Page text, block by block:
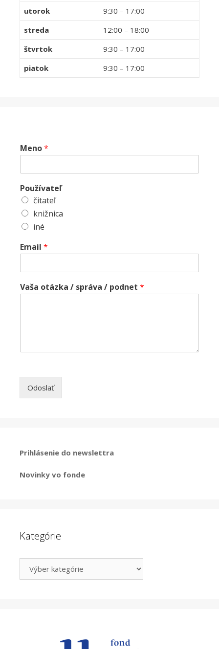
utorok
9:30 – 17:00
streda
12:00 – 18:00
štvrtok
9:30 – 17:00
piatok
9:30 – 17:00
Meno*
Používateľ
čitateľ
knižnica
iné
Email *
Vaša otázka / správa / podnet *
Odoslať
Prihlásenie do newslettra
Novinky vo fonde
Kategórie